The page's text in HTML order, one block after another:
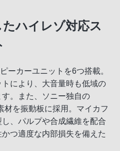
ハイレゾ対応ス
ーカーユニットを6つ搭載。
により、大音量時も低域の
。また、ソニー独自の
材を振動板に採用。マイカフ
、パルプや合成繊維を配合
つ適度な内部損失を備えた